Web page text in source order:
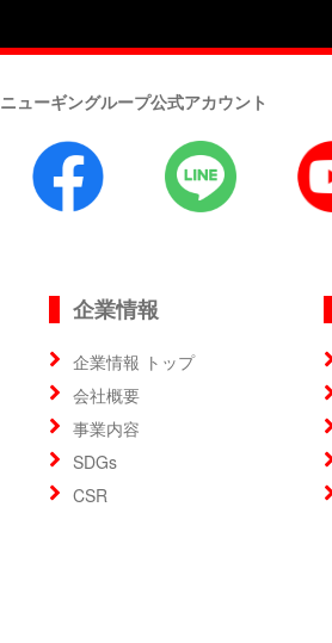
ニューギングループ公式アカウント
企業情報
企業情報 トップ
会社概要
事業内容
SDGs
CSR